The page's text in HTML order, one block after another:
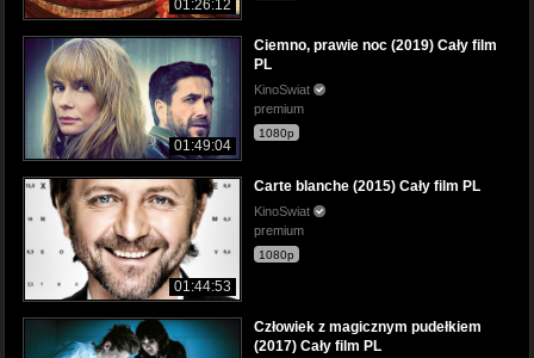
01:26:12
01:49:04
Ciemno, prawie noc (2019) Cały film
PL
KinoSwiat
premium
1080p
01:44:53
Carte blanche (2015) Cały film PL
KinoSwiat
premium
1080p
Człowiek z magicznym pudełkiem
(2017) Cały film PL